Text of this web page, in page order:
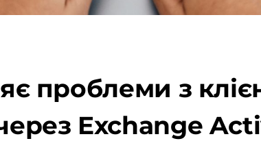
проблеми з
Exchange